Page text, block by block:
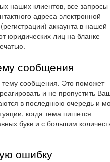
наших клиентов, все запросы
адреса электронной
аккаунта в нашей
юридических лиц на бланке
сообщения
тему сообщения. Это поможет
и не пропустить
в последнюю очередь и
когда тема пишется
букв и с большим
ошибку